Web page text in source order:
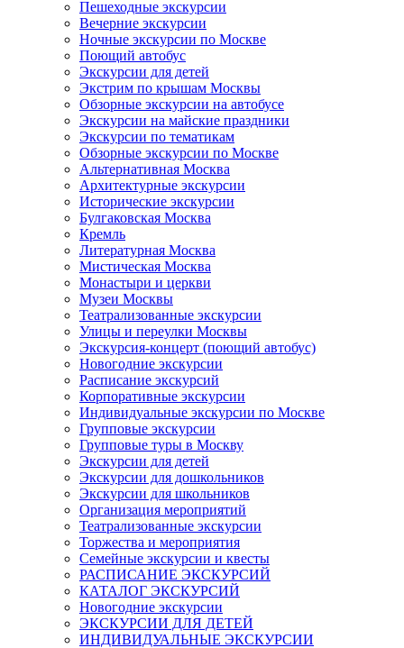
Пешеходные экскурсии
Вечерние экскурсии
Ночные экскурсии по Москве
Поющий автобус
Экскурсии для детей
Экстрим по крышам Москвы
Обзорные экскурсии на автобусе
Экскурсии на майские праздники
Экскурсии по тематикам
Обзорные экскурсии по Москве
Альтернативная Москва
Архитектурные экскурсии
Исторические экскурсии
Булгаковская Москва
Кремль
Литературная Москва
Мистическая Москва
Монастыри и церкви
Музеи Москвы
Театрализованные экскурсии
Улицы и переулки Москвы
Экскурсия-концерт (поющий автобус)
Новогодние экскурсии
Расписание экскурсий
Корпоративные экскурсии
Индивидуальные экскурсии по Москве
Групповые экскурсии
Групповые туры в Москву
Экскурсии для детей
Экскурсии для дошкольников
Экскурсии для школьников
Организация мероприятий
Театрализованные экскурсии
Торжества и мероприятия
Семейные экскурсии и квесты
РАСПИСАНИЕ ЭКСКУРСИЙ
КАТАЛОГ ЭКСКУРСИЙ
Новогодние экскурсии
ЭКСКУРСИИ ДЛЯ ДЕТЕЙ
ИНДИВИДУАЛЬНЫЕ ЭКСКУРСИИ